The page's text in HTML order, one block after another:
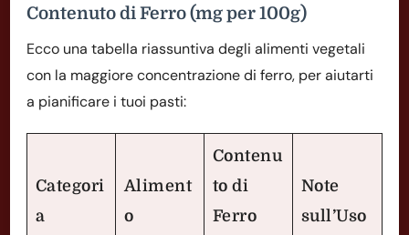
Contenuto di Ferro (mg per 100g)
Ecco una tabella riassuntiva degli alimenti vegetali
con la maggiore concentrazione di ferro, per aiutarti
a pianificare i tuoi pasti:
Categori
a
Aliment
o
Contenu
to di
Ferro
Note
sull’Uso